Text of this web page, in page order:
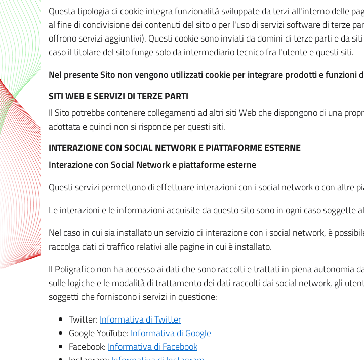
Questa tipologia di cookie integra funzionalità sviluppate da terzi all'interno delle
al fine di condivisione dei contenuti del sito o per l'uso di servizi software di terze
offrono servizi aggiuntivi). Questi cookie sono inviati da domini di terze parti e da
caso il titolare del sito funge solo da intermediario tecnico fra l'utente e questi siti.
Nel presente Sito non vengono utilizzati cookie per integrare prodotti e funzioni
SITI WEB E SERVIZI DI TERZE PARTI
Il Sito potrebbe contenere collegamenti ad altri siti Web che dispongono di una
adottata e quindi non si risponde per questi siti.
INTERAZIONE CON SOCIAL NETWORK E PIATTAFORME ESTERNE
Interazione con Social Network e piattaforme esterne
Questi servizi permettono di effettuare interazioni con i social network o con altre
Le interazioni e le informazioni acquisite da questo sito sono in ogni caso
Nel caso in cui sia installato un servizio di interazione con i social network, è
raccolga dati di traffico relativi alle pagine in cui è installato.
Il Poligrafico non ha accesso ai dati che sono raccolti e trattati in piena
sulle logiche e le modalità di trattamento dei dati raccolti dai social network, gli
soggetti che forniscono i servizi in questione:
Twitter: Informativa di Twitter
Google YouTube: Informativa di Google
Facebook: Informativa di Facebook